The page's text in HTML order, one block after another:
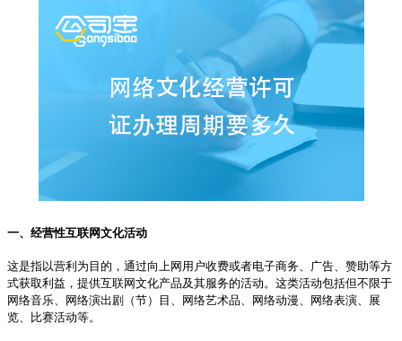
一、经营性互联网文化活动
这是指以营利为目的，通过向上网用户收费或者电子商务、广告、赞助等方
式获取利益，提供互联网文化产品及其服务的活动。这类活动包括但不限于
网络音乐、网络演出剧（节）目、网络艺术品、网络动漫、网络表演、展
览、比赛活动等。